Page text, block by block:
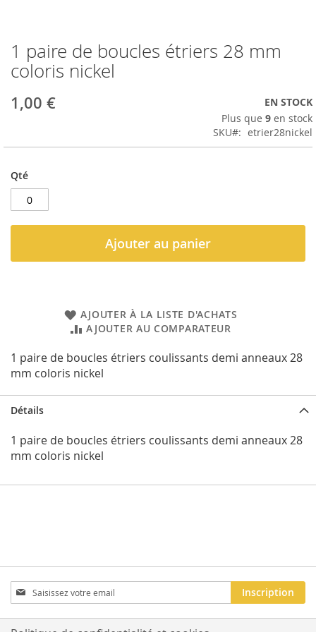
Passer
au
début
la
1 paire de boucles étriers 28 mm
coloris nickel
1,00 €
EN STOCK
Plus que 9 en stock
SKU
etrier28nickel
Qté
Ajouter au panier
AJOUTER À LA LISTE D'ACHATS
AJOUTER AU COMPARATEUR
1 paire de boucles étriers coulissants demi anneaux 28
mm coloris nickel
Détails
1 paire de boucles étriers coulissants demi anneaux 28
mm coloris nickel
Inscription
à
notre
Inscription